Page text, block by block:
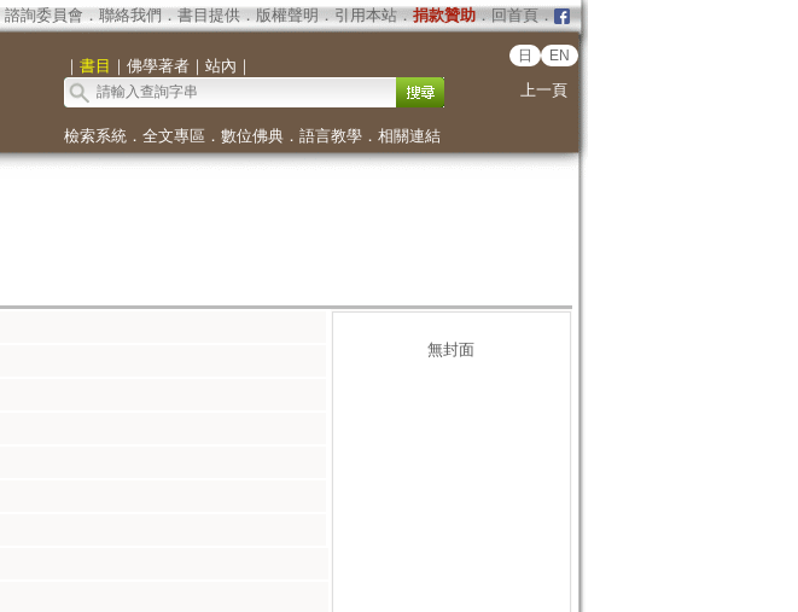
諮詢委員會 ． 聯絡我們 ． 書目提供． 版權聲明． 引用本站．捐款贊助．回首頁．
｜ 書目 ｜ 佛學著者｜ 站內 ｜
日 EN
上一頁
檢索系統． 全文專區 ． 數位佛典． 語言教學． 相關連結
無封面